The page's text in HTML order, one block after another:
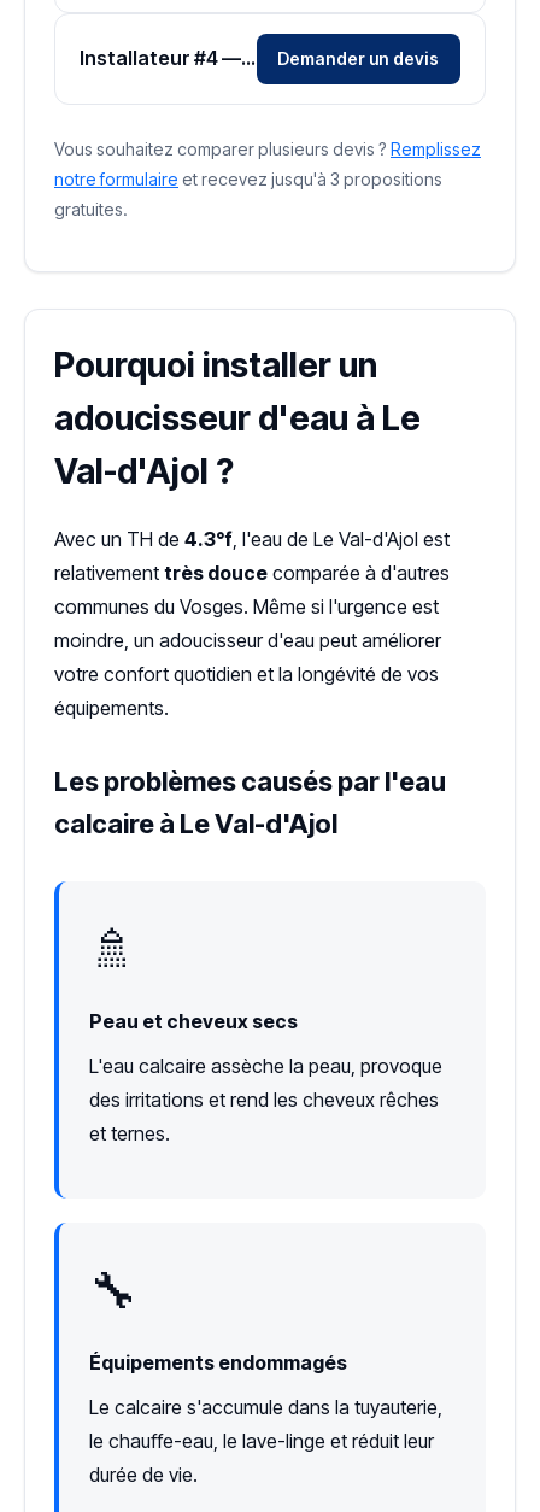
Installateur #4 — Zone Vosges Demander un devis
Vous souhaitez comparer plusieurs devis ? Remplissez
notre formulaire et recevez jusqu'à 3 propositions
gratuites.
Pourquoi installer un
adoucisseur d'eau à Le
Val-d'Ajol ?
Avec un TH de 4.3°f , l'eau de Le Val-d'Ajol est
relativement très douce comparée à d'autres
communes du Vosges. Même si l'urgence est
moindre, un adoucisseur d'eau peut améliorer
votre confort quotidien et la longévité de vos
équipements.
Les problèmes causés par l'eau
calcaire à Le Val-d'Ajol
🚿
Peau et cheveux secs
L'eau calcaire assèche la peau, provoque
des irritations et rend les cheveux rêches
et ternes.
🔧
Équipements endommagés
Le calcaire s'accumule dans la tuyauterie,
le chauffe-eau, le lave-linge et réduit leur
durée de vie.